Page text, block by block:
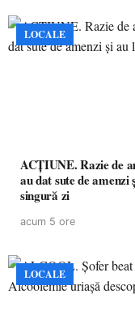
LOCALE
ACȚIUNE. Razie de
au dat sute de
singură zi
acum 5 ore
LOCALE